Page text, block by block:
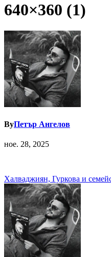
640×360 (1)
ByПетър Ангелов
ное. 28, 2025
Навигация
Халваджиян, Гуркова и